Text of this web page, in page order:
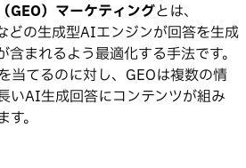
GEO）マーケティングとは、
どの生成型AIエンジンが回答を生成
まれるよう最適化する手法です。
当てるのに対し、GEOは複数の情
いAI生成回答にコンテンツが組み
。